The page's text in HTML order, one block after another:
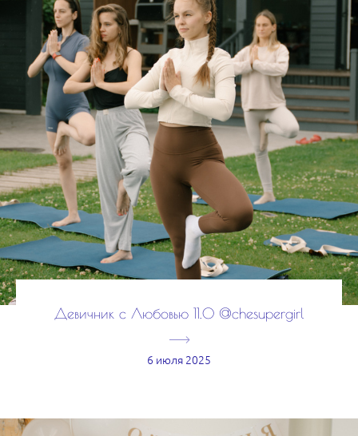
Девичник c Любовью 11.0 @chesupergirl
6 июля 2025